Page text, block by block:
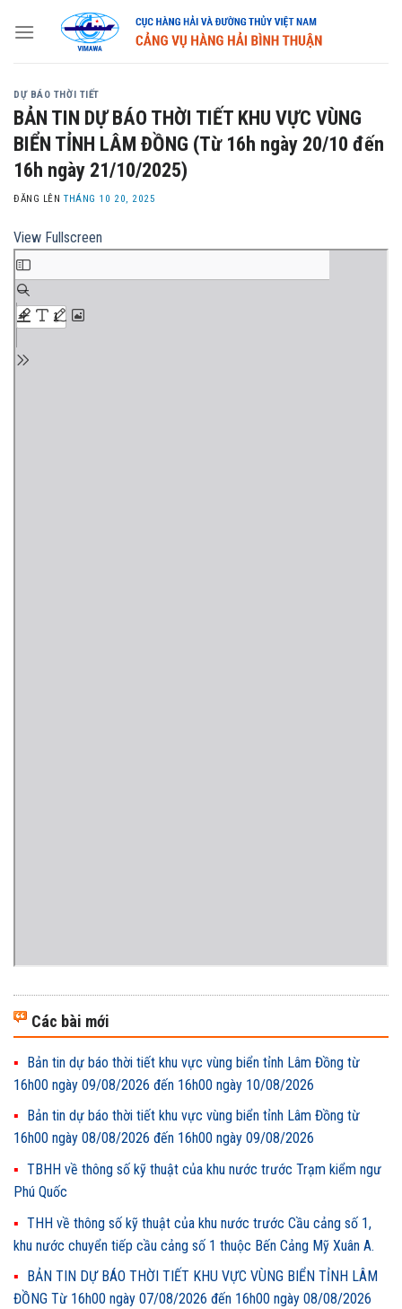
DỰ BÁO THỜI TIẾT
BẢN TIN DỰ BÁO THỜI TIẾT KHU VỰC VÙNG
BIỂN TỈNH LÂM ĐỒNG (Từ 16h ngày 20/10 đến
16h ngày 21/10/2025)
ĐĂNG LÊNTHÁNG 10 20, 2025
View Fullscreen
Các bài mới
Bản tin dự báo thời tiết khu vực vùng biển tỉnh Lâm Đồng từ
16h00 ngày 09/08/2026 đến 16h00 ngày 10/08/2026
Bản tin dự báo thời tiết khu vực vùng biển tỉnh Lâm Đồng từ
16h00 ngày 08/08/2026 đến 16h00 ngày 09/08/2026
TBHH về thông số kỹ thuật của khu nước trước Trạm kiểm ngư
Phú Quốc
THH về thông số kỹ thuật của khu nước trước Cầu cảng số 1,
khu nước chuyển tiếp cầu cảng số 1 thuộc Bến Cảng Mỹ Xuân A.
BẢN TIN DỰ BÁO THỜI TIẾT KHU VỰC VÙNG BIỂN TỈNH LÂM
ĐỒNG Từ 16h00 ngày 07/08/2026 đến 16h00 ngày 08/08/2026